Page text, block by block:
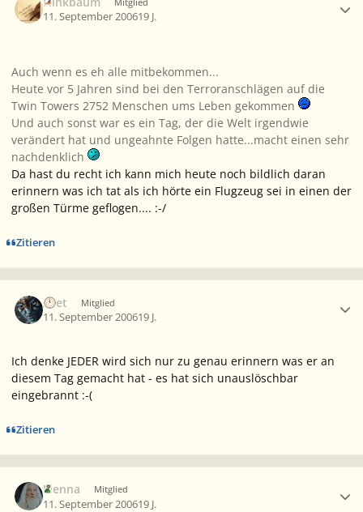
11. September 200619 J.
Auch wenn es eh alle mitbekommen...
Heute vor 5 Jahren sind bei den Terroranschlägen auf die
Twin Towers 2752 Menschen ums Leben gekommen
Und auch sonst war es ein Tag, der die Welt irgendwie
verändert hat und ungeahnte Folgen hatte...macht einen sehr
nachdenklich
Da hast du recht ich kann mich heute noch bildlich daran
erinnern was ich tat als ich hörte ein Flugzeug sei in einen der
großen Türme geflogen.... :-/
Zitieren
Aset Mitglied
11. September 200619 J.
Ich denke JEDER wird sich nur zu genau erinnern was er an
diesem Tag gemacht hat - es hat sich unauslöschbar
eingebrannt :-(
Zitieren
Elenna Mitglied
11. September 200619 J.